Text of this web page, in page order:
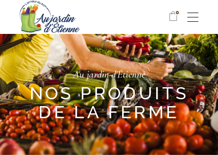
0
Au jardin d'Étienne
NOS PRODUITS
DE LA FERME